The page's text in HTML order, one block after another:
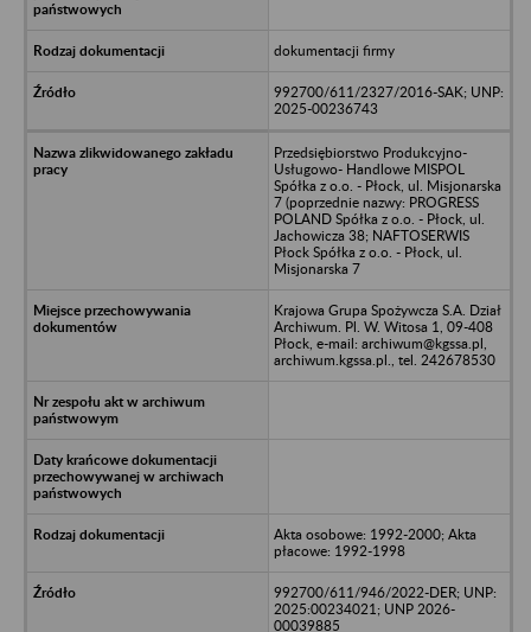
dokumentacji firmy
992700/611/2327/2016-SAK; UNP:
2025-00236743
Przedsiębiorstwo Produkcyjno-
Usługowo- Handlowe MISPOL
Spółka z o.o. - Płock, ul. Misjonarska
7 (poprzednie nazwy: PROGRESS
POLAND Spółka z o.o. - Płock, ul.
Jachowicza 38; NAFTOSERWIS
Płock Spółka z o.o. - Płock, ul.
Misjonarska 7
Krajowa Grupa Spożywcza S.A. Dział
Archiwum. Pl. W. Witosa 1, 09-408
Płock, e-mail: archiwum@kgssa.pl,
archiwum.kgssa.pl., tel. 242678530
Akta osobowe: 1992-2000; Akta
płacowe: 1992-1998
992700/611/946/2022-DER; UNP:
2025:00234021; UNP 2026-
00039885